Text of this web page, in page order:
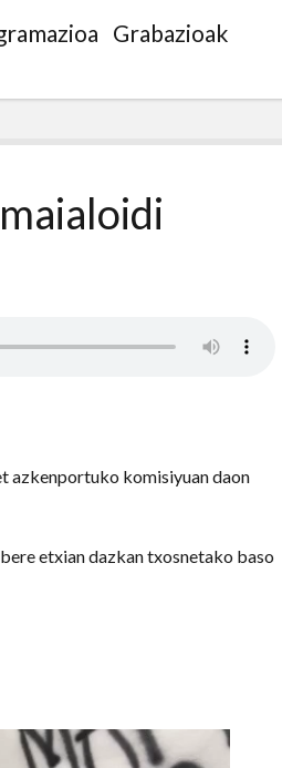
Grabazioak
azkenportuko komisiyuan daon
etxian dazkan txosnetako baso